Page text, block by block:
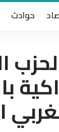
حوادث